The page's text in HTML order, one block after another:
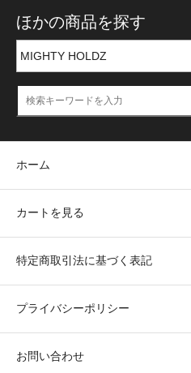
ほかの商品を探す
ホーム
カートを見る
特定商取引法に基づく表記
プライバシーポリシー
お問い合わせ